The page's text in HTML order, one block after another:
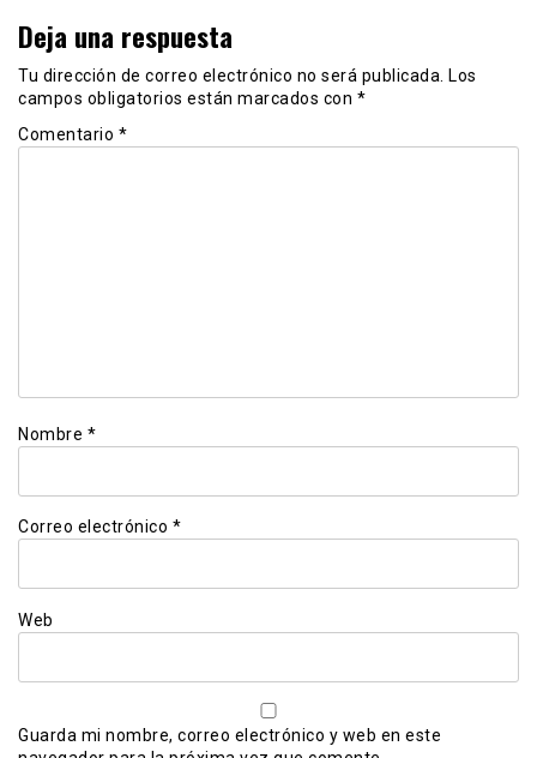
Deja una respuesta
Tu dirección de correo electrónico no será publicada.
Los
campos obligatorios están marcados con *
Comentario *
Nombre *
Correo electrónico *
Web
Guarda mi nombre, correo electrónico y web en este